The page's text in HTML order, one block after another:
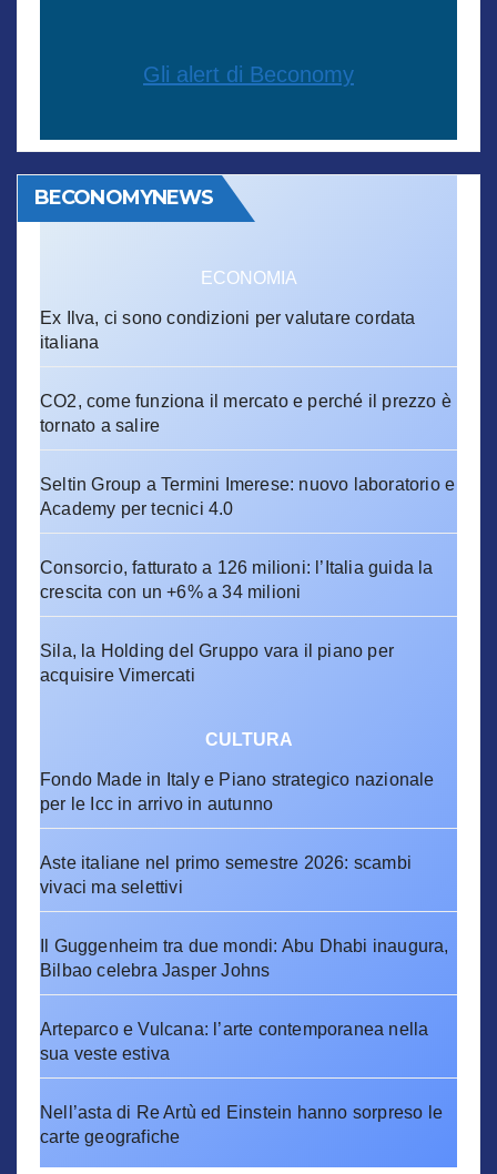
Gli alert di Beconomy
BECONOMYNEWS
ECONOMIA
Ex Ilva, ci sono condizioni per valutare cordata
italiana
CO2, come funziona il mercato e perché il prezzo è
tornato a salire
Seltin Group a Termini Imerese: nuovo laboratorio e
Academy per tecnici 4.0
Consorcio, fatturato a 126 milioni: l’Italia guida la
crescita con un +6% a 34 milioni
Sila, la Holding del Gruppo vara il piano per
acquisire Vimercati
CULTURA
Fondo Made in Italy e Piano strategico nazionale
per le Icc in arrivo in autunno
Aste italiane nel primo semestre 2026: scambi
vivaci ma selettivi
Il Guggenheim tra due mondi: Abu Dhabi inaugura,
Bilbao celebra Jasper Johns
Arteparco e Vulcana: l’arte contemporanea nella
sua veste estiva
Nell’asta di Re Artù ed Einstein hanno sorpreso le
carte geografiche